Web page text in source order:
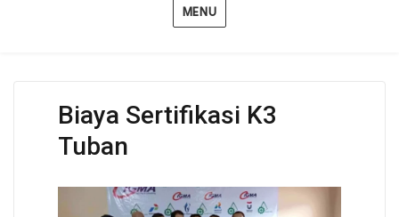
MENU
Biaya Sertifikasi K3
Tuban